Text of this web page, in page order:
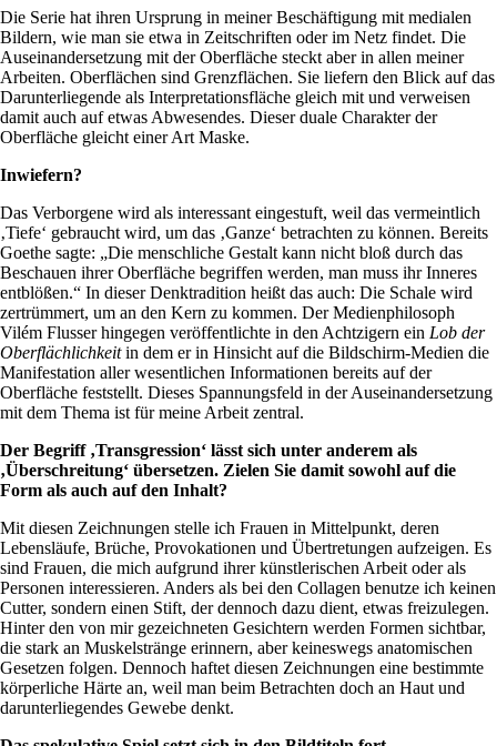
Die Serie hat ihren Ursprung in meiner Beschäftigung mit medialen
Bildern, wie man sie etwa in Zeitschriften oder im Netz findet. Die
Auseinandersetzung mit der Oberfläche steckt aber in allen meiner
Arbeiten. Oberflächen sind Grenzflächen. Sie liefern den Blick auf das
Darunterliegende als Interpretationsfläche gleich mit und verweisen
damit auch auf etwas Abwesendes. Dieser duale Charakter der
Oberfläche gleicht einer Art Maske.
Inwiefern?
Das Verborgene wird als interessant eingestuft, weil das vermeintlich
‚Tiefe‘ gebraucht wird, um das ‚Ganze‘ betrachten zu können. Bereits
Goethe sagte: „Die menschliche Gestalt kann nicht bloß durch das
Beschauen ihrer Oberfläche begriffen werden, man muss ihr Inneres
entblößen.“ In dieser Denktradition heißt das auch: Die Schale wird
zertrümmert, um an den Kern zu kommen. Der Medienphilosoph
Vilém Flusser hingegen veröffentlichte in den Achtzigern ein Lob der
Oberflächlichkeitin dem er in Hinsicht auf die Bildschirm-Medien die
Manifestation aller wesentlichen Informationen bereits auf der
Oberfläche feststellt. Dieses Spannungsfeld in der Auseinandersetzung
mit dem Thema ist für meine Arbeit zentral.
Der Begriff ‚Transgression‘ lässt sich unter anderem als
‚Überschreitung‘ übersetzen. Zielen Sie damit sowohl auf die
Form als auch auf den Inhalt?
Mit diesen Zeichnungen stelle ich Frauen in Mittelpunkt, deren
Lebensläufe, Brüche, Provokationen und Übertretungen aufzeigen. Es
sind Frauen, die mich aufgrund ihrer künstlerischen Arbeit oder als
Personen interessieren. Anders als bei den Collagen benutze ich keinen
Cutter, sondern einen Stift, der dennoch dazu dient, etwas freizulegen.
Hinter den von mir gezeichneten Gesichtern werden Formen sichtbar,
die stark an Muskelstränge erinnern, aber keineswegs anatomischen
Gesetzen folgen. Dennoch haftet diesen Zeichnungen eine bestimmte
körperliche Härte an, weil man beim Betrachten doch an Haut und
darunterliegendes Gewebe denkt.